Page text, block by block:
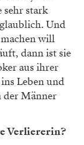
sehr stark
Und
will
dann ist sie
aus ihrer
Leben und
der Männer
Verliererin?